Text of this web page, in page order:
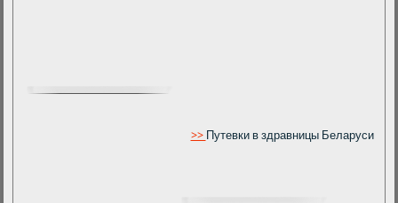
>>Путевки в здравницы Беларуси